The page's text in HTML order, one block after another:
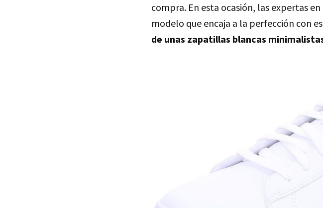
compra. En esta ocasión, las expertas
modelo que encaja a la perfección con
de unas zapatillas blancas